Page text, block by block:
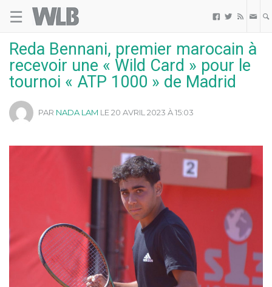
☰   
Reda Bennani, premier marocain à
recevoir une « Wild Card » pour le
tournoi « ATP 1000 » de Madrid
PAR NADA LAM LE 20 AVRIL 2023 À 15:03